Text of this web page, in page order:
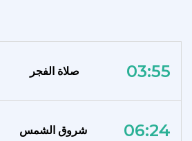
صلاة الفجر 03:55
شروق الشمس 06:24